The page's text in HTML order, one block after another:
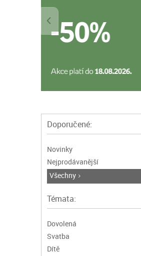
Doporučené:
Novinky
Nejprodávanější
Všechny
Témata:
Dovolená
Svatba
Dítě